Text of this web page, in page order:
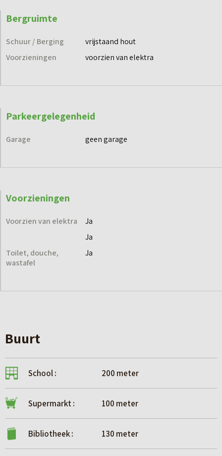
Bergruimte
Schuur / Berging
vrijstaand hout
Voorzieningen
voorzien van elektra
Parkeergelegenheid
Garage geen garage
Voorzieningen
Voorzien van elektra
Ja
Ja
Toilet, douche,
wastafel
Ja
Buurt
School : 200 meter
Supermarkt : 100 meter
Bibliotheek : 130 meter